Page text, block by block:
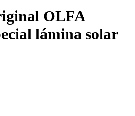
OLFA
lámina solar